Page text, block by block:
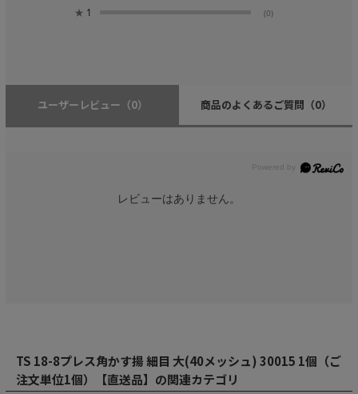
★ 1 (0)
ユーザーレビュー （0） 商品のよくあるご質問 （0）
レビューはありません。
TS 18-8プレス角かす揚 細目 大(40メッシュ) 30015 1個（ご
注文単位1個）【直送品】の関連カテゴリ